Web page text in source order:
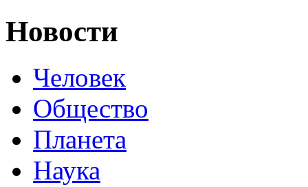
Новости
Человек
Общество
Планета
Наука